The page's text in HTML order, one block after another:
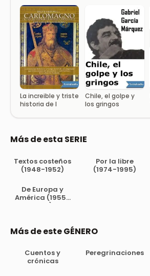
La increible y triste
historia de l
Chile, el golpe y
los gringos
Más de esta SERIE
Textos costeños
(1948-1952)
Por la libre
(1974-1995)
De Europa y
América (1955-
1960)
Más de este GÉNERO
Cuentos y
crónicas
Peregrinaciones